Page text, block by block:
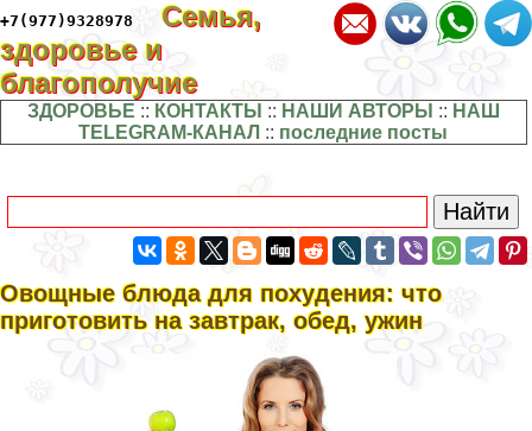
+7(977)9328978
Семья,
здоровье и
благополучие
ЗДОРОВЬЕ :: КОНТАКТЫ :: НАШИ АВТОРЫ :: НАШ
TELEGRAM-КАНАЛ :: последние посты
Овощные блюда для похудения: что
приготовить на завтpaк, обед, ужин